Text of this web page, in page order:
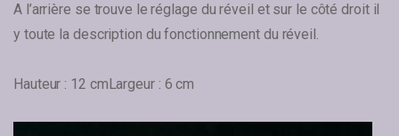
A l’arrière se trouve le réglage du réveil et sur le côté droit il
y toute la description du fonctionnement du réveil.
Hauteur : 12 cm Largeur : 6 cm